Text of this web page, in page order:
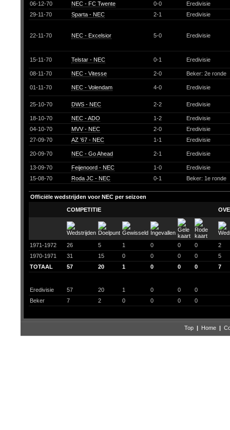
06-12-70
NEC - FC Twente 0-0
Eredivisie
29-11-70
Sparta - NEC 2-1 Eredivisie
22-11-70 NEC - Excelsior 5-0 Eredivisie
15-11-70 Telstar - NEC 0-1 Eredivisie
08-11-70 NEC - Vitesse 2-0 Beker: 2e ronde
01-11-70 NEC - Volendam 4-0 Eredivisie
25-10-70 DWS - NEC 2-2 Eredivisie
18-10-70 NEC - ADO 1-2
Eredivisie
04-10-70
MVV - NEC 2-0
Eredivisie
27-09-70
AZ '67 - NEC 1-1 Eredivisie
20-09-70 NEC - Go Ahead 2-1 Eredivisie
13-09-70 Feijenoord - NEC 1-0
Eredivisie
15-08-70
Roda JC - NEC 0-1 Beker: 1e ronde
Officiële wedstrijden voor NEC per seizoen
COMPETITIE
1971-1972 26 5 1 0 0 0
2
1970-1971
31 15 0 0 0 0
5
TOTAAL
57 20 1 0 0 0 7
Eredivisie 57 20 1 0 0
0
Beker
7 2 0 0 0 0
Top | Home |